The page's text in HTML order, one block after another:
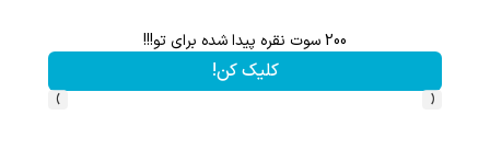
200 سوت نقره پیدا شده برای تو!!!
کلیک کن!
‹
›